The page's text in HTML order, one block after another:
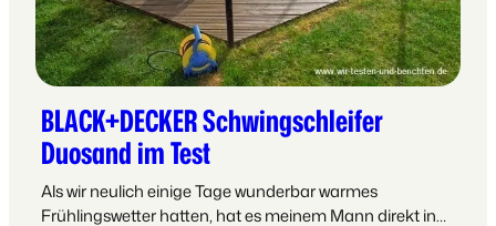
BLACK+DECKER Schwingschleifer
Duosand im Test
Als wir neulich einige Tage wunderbar warmes
Frühlingswetter hatten, hat es meinem Mann direkt in…